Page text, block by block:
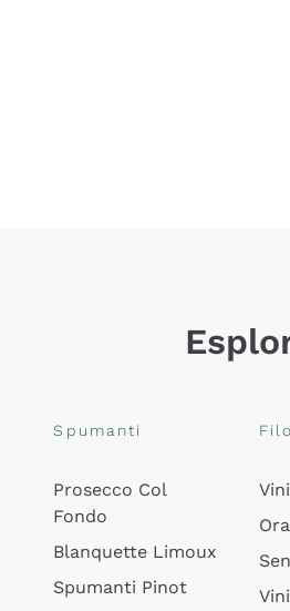
Spumanti
Prosecco Col
Fondo
Blanquette Limoux
Spumanti Pinot